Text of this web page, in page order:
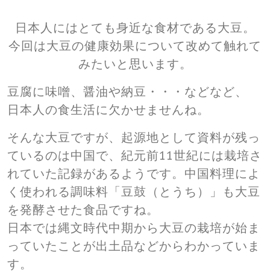
日本人にはとても身近な食材である大豆。
今回は大豆の健康効果について改めて触れて
みたいと思います。
豆腐に味噌、醤油や納豆・・・などなど、
日本人の食生活に欠かせませんね。
そんな大豆ですが、起源地として資料が残っ
ているのは中国で、紀元前11世紀には栽培さ
れていた記録があるようです。中国料理によ
く使われる調味料「豆鼓（とうち）」も大豆
を発酵させた食品ですね。
日本では縄文時代中期から大豆の栽培が始ま
っていたことが出土品などからわかっていま
す。